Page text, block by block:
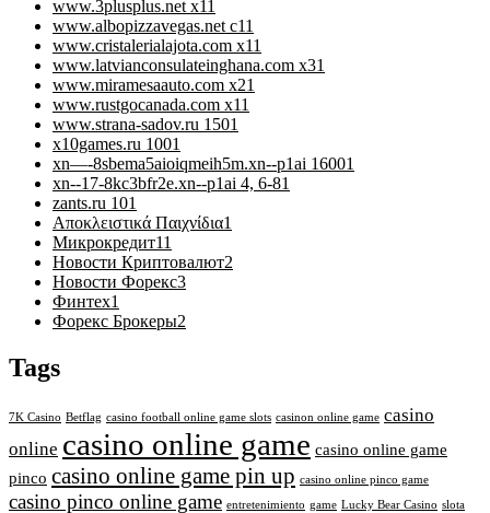
www.3plusplus.net x11
www.albopizzavegas.net c11
www.cristalerialajota.com x11
www.latvianconsulateinghana.com x31
www.miramesaauto.com x21
www.rustgocanada.com x11
www.strana-sadov.ru 1501
x10games.ru 1001
xn—-8sbema5aioiqmeih5m.xn--p1ai 16001
xn--17-8kc3bfr2e.xn--p1ai 4, 6-81
zants.ru 101
Αποκλειστικά Παιχνίδια1
Микрокредит11
Новости Криптовалют2
Новости Форекс3
Финтех1
Форекс Брокеры2
Tags
7K Casino Betflag casino football online game slots casinon online game casino
online casino online game casino online game
pinco casino online game pin up casino online pinco game
casino pinco online game entretenimiento game Lucky Bear Casino slota